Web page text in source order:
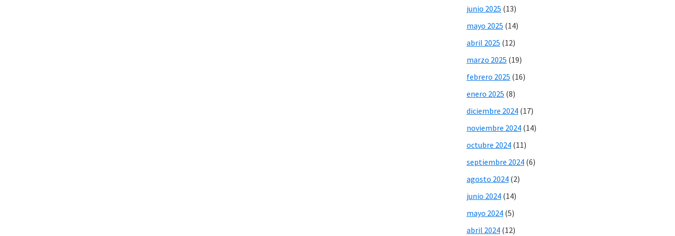
junio 2025 (13)
mayo 2025 (14)
abril 2025 (12)
marzo 2025 (19)
febrero 2025 (16)
enero 2025 (8)
diciembre 2024(17)
noviembre 2024(14)
octubre 2024(11)
septiembre 2024(6)
agosto 2024(2)
junio 2024(14)
mayo 2024(5)
abril 2024(12)